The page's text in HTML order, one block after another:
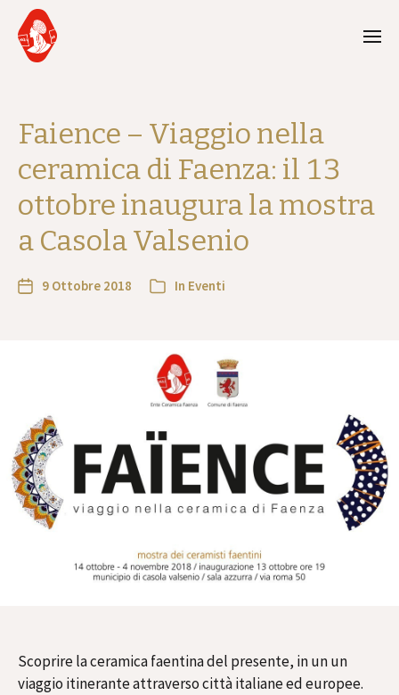
Faience – Viaggio nella
ceramica di Faenza: il 13
ottobre inaugura la mostra
a Casola Valsenio
9 Ottobre 2018 In Eventi
Scoprire la ceramica faentina del presente, in un un
viaggio itinerante attraverso città italiane ed europee.